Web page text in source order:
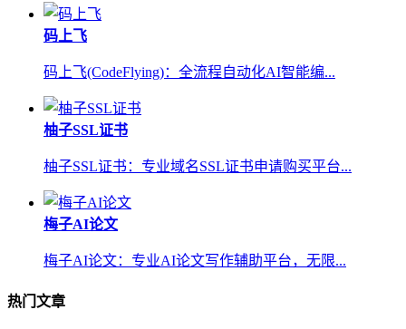
码上飞
码上飞(CodeFlying)：全流程自动化AI智能编...
柚子SSL证书
柚子SSL证书：专业域名SSL证书申请购买平台...
梅子AI论文
梅子AI论文：专业AI论文写作辅助平台，无限...
热门文章